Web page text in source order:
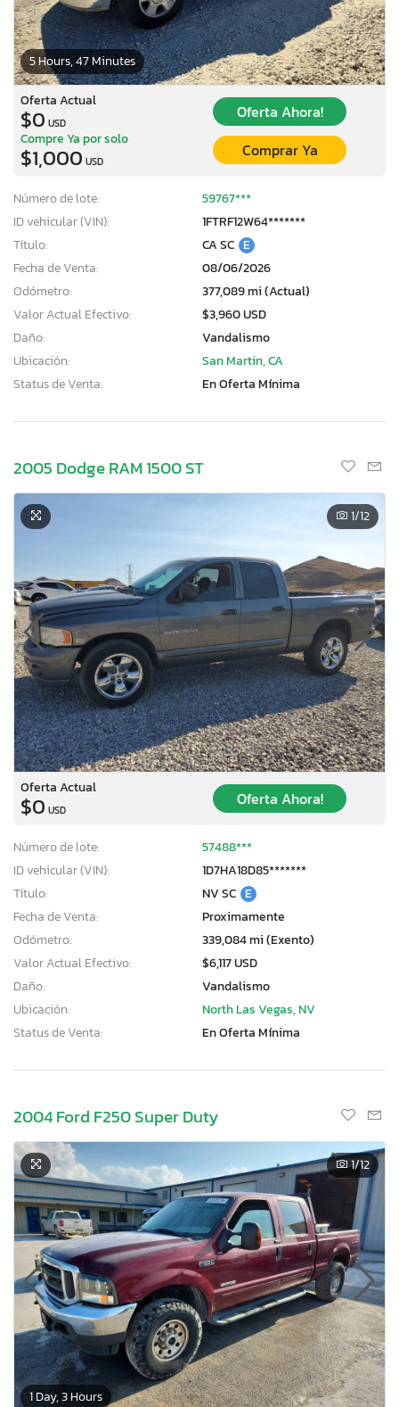
5 Hours, 47 Minutes
Oferta Actual
$0 USD
Oferta Ahora!
Compre Ya por solo
$1,000 USD
Comprar Ya
Número de lote:
59767***
ID vehicular (VIN):
1FTRF12W64*******
Título:
CA SC E
Fecha de Venta:
08/06/2026
Odómetro:
377,089 mi (Actual)
Valor Actual Efectivo:
$3,960 USD
Daño:
Vandalismo
Ubicación:
San Martin, CA
Status de Venta:
En Oferta Mínima
2005 Dodge RAM 1500 ST
1/12
Oferta Actual
$0 USD
Oferta Ahora!
Número de lote:
57488***
ID vehicular (VIN):
1D7HA18D85*******
Título:
NV SC E
Fecha de Venta:
Proximamente
Odómetro:
339,084 mi (Exento)
Valor Actual Efectivo:
$6,117 USD
Daño:
Vandalismo
Ubicación:
North Las Vegas, NV
Status de Venta:
En Oferta Mínima
2004 Ford F250 Super Duty
1 Day, 3 Hours
1/12